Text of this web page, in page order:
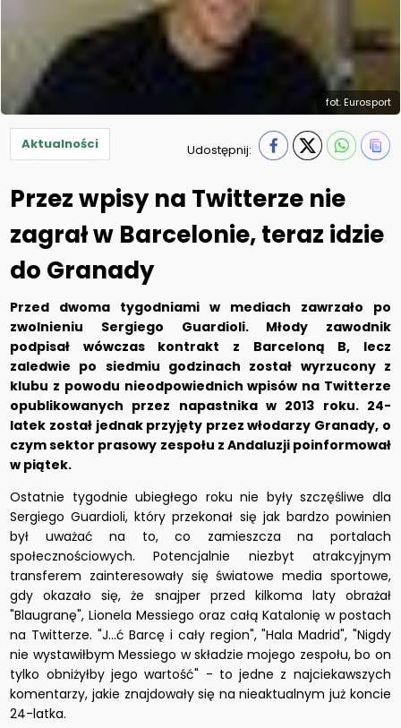
fot. Eurosport
Aktualności Udostępnij:
Przez wpisy na Twitterze nie
zagrał w Barcelonie, teraz idzie
do Granady
Przed dwoma tygodniami w mediach zawrzało po
zwolnieniu Sergiego Guardioli. Młody zawodnik
podpisał wówczas kontrakt z Barceloną B, lecz
zaledwie po siedmiu godzinach został wyrzucony z
klubu z powodu nieodpowiednich wpisów na Twitterze
opublikowanych przez napastnika w 2013 roku. 24-
latek został jednak przyjęty przez włodarzy Granady, o
czym sektor prasowy zespołu z Andaluzji poinformował
w piątek.
Ostatnie tygodnie ubiegłego roku nie były szczęśliwe dla
Sergiego Guardioli, który przekonał się jak bardzo powinien
był uważać na to, co zamieszcza na portalach
społecznościowych. Potencjalnie niezbyt atrakcyjnym
transferem zainteresowały się światowe media sportowe,
gdy okazało się, że snajper przed kilkoma laty obrażał
"Blaugranę", Lionela Messiego oraz całą Katalonię w postach
na Twitterze. "J...ć Barcę i cały region", "Hala Madrid", "Nigdy
nie wystawiłbym Messiego w składzie mojego zespołu, bo on
tylko obniżyłby jego wartość" - to jedne z najciekawszych
komentarzy, jakie znajdowały się na nieaktualnym już koncie
24-latka.